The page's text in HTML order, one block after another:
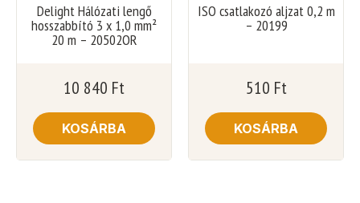
Delight Hálózati lengő
hosszabbító 3 x 1,0 mm²
20 m – 20502OR
10 840 Ft
KOSÁRBA
ISO csatlakozó aljzat 0,2 m
– 20199
510 Ft
KOSÁRBA